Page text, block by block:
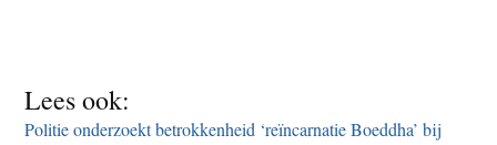
Lees ook:
Politie onderzoekt betrokkenheid ‘reïncarnatie Boeddha’ bij